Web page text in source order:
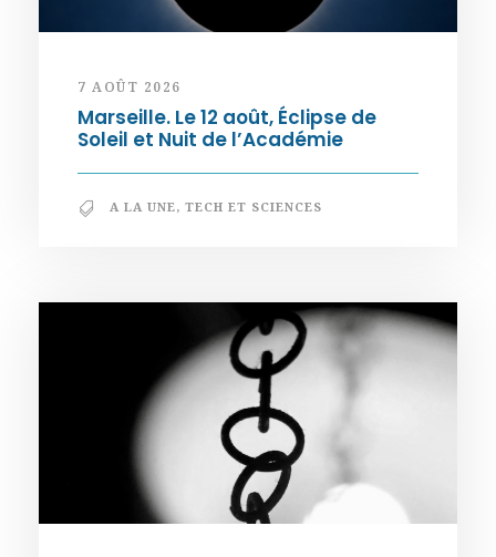
7 AOÛT 2026
Marseille. Le 12 août, Éclipse de
Soleil et Nuit de l’Académie
A LA UNE, TECH ET SCIENCES